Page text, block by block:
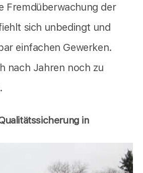
Fremdüberwachung der
sich unbedingt und
einfachen Gewerken.
nach Jahren noch zu
in